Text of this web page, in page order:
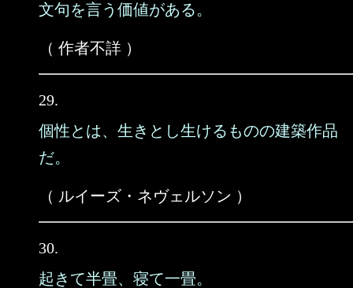
文句を言う価値がある。
（ 作者不詳 ）
29.
個性とは、生きとし生けるものの建築作品
だ。
（ ルイーズ・ネヴェルソン ）
30.
起きて半畳、寝て一畳。